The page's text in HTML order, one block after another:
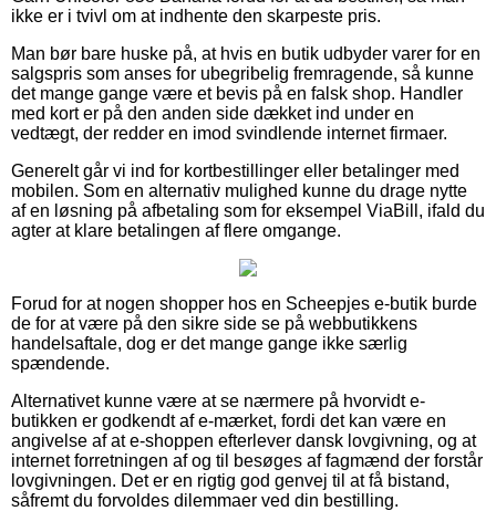
ikke er i tvivl om at indhente den skarpeste pris.
Man bør bare huske på, at hvis en butik udbyder varer for en
salgspris som anses for ubegribelig fremragende, så kunne
det mange gange være et bevis på en falsk shop. Handler
med kort er på den anden side dækket ind under en
vedtægt, der redder en imod svindlende internet firmaer.
Generelt går vi ind for kortbestillinger eller betalinger med
mobilen. Som en alternativ mulighed kunne du drage nytte
af en løsning på afbetaling som for eksempel ViaBill, ifald du
agter at klare betalingen af flere omgange.
Forud for at nogen shopper hos en Scheepjes e-butik burde
de for at være på den sikre side se på webbutikkens
handelsaftale, dog er det mange gange ikke særlig
spændende.
Alternativet kunne være at se nærmere på hvorvidt e-
butikken er godkendt af e-mærket, fordi det kan være en
angivelse af at e-shoppen efterlever dansk lovgivning, og at
internet forretningen af og til besøges af fagmænd der forstår
lovgivningen. Det er en rigtig god genvej til at få bistand,
såfremt du forvoldes dilemmaer ved din bestilling.